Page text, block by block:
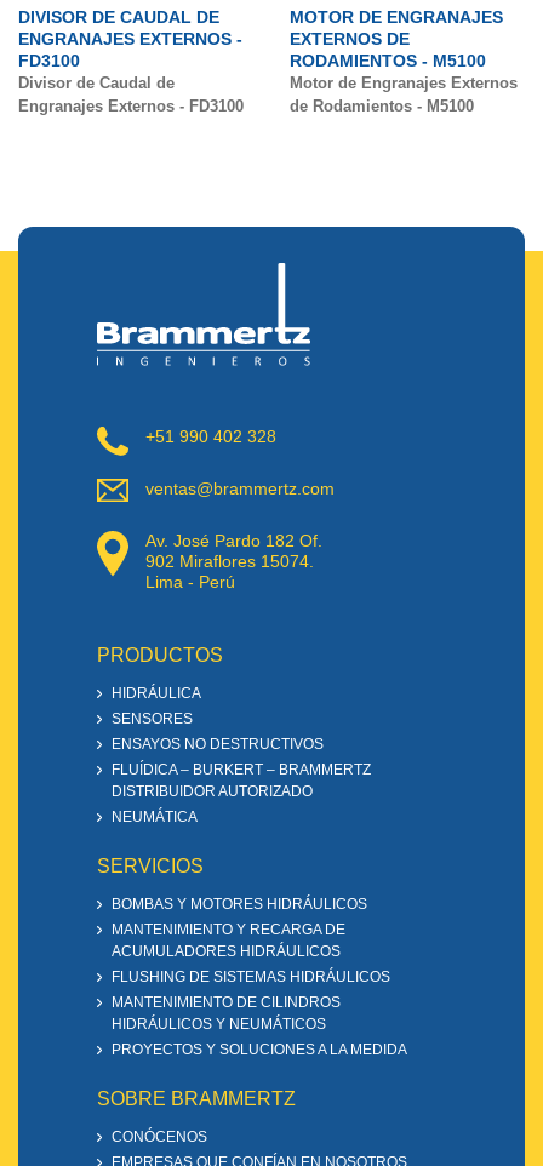
DIVISOR DE CAUDAL DE
ENGRANAJES EXTERNOS -
FD3100
Divisor de Caudal de
Engranajes Externos - FD3100
MOTOR DE ENGRANAJES
EXTERNOS DE
RODAMIENTOS - M5100
Motor de Engranajes Externos
de Rodamientos - M5100
+51 990 402 328
ventas@brammertz.com
Av. José Pardo 182 Of.
902 Miraflores 15074.
Lima - Perú
PRODUCTOS
HIDRÁULICA
SENSORES
ENSAYOS NO DESTRUCTIVOS
FLUÍDICA – BURKERT – BRAMMERTZ
DISTRIBUIDOR AUTORIZADO
NEUMÁTICA
SERVICIOS
BOMBAS Y MOTORES HIDRÁULICOS
MANTENIMIENTO Y RECARGA DE
ACUMULADORES HIDRÁULICOS
FLUSHING DE SISTEMAS HIDRÁULICOS
MANTENIMIENTO DE CILINDROS
HIDRÁULICOS Y NEUMÁTICOS
PROYECTOS Y SOLUCIONES A LA MEDIDA
SOBRE BRAMMERTZ
CONÓCENOS